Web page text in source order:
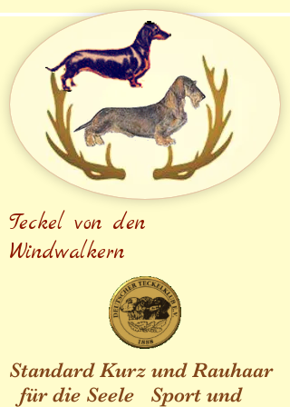
Teckel von den
Windwalkern
Standard Kurz und Rauhaar
für die Seele Sport und